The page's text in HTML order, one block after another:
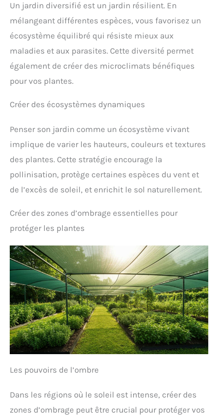
Un jardin diversifié est un jardin résilient. En
mélangeant différentes espèces, vous favorisez un
écosystème équilibré qui résiste mieux aux
maladies et aux parasites. Cette diversité permet
également de créer des microclimats bénéfiques
pour vos plantes.
Créer des écosystèmes dynamiques
Penser son jardin comme un écosystème vivant
implique de varier les hauteurs, couleurs et textures
des plantes. Cette stratégie encourage la
pollinisation, protège certaines espèces du vent et
de l’excès de soleil, et enrichit le sol naturellement.
Créer des zones d’ombrage essentielles pour
protéger les plantes
Les pouvoirs de l’ombre
Dans les régions où le soleil est intense, créer des
zones d’ombrage peut être crucial pour protéger vos